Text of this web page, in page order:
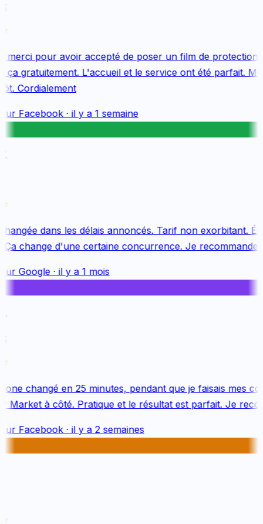
pour avoir accepté de poser un film de protection
gratuitement. L'accueil et le service ont été parfait.
Cordialement
Facebook· il y a 1 semaine
dans les délais annoncés. Tarif non exorbitant.
change d'une certaine concurrence. Je recommande
Google· il y a 1 mois
changé en 25 minutes, pendant que je faisais mes
à côté. Pratique et le résultat est parfait. Je
Facebook· il y a 2 semaines